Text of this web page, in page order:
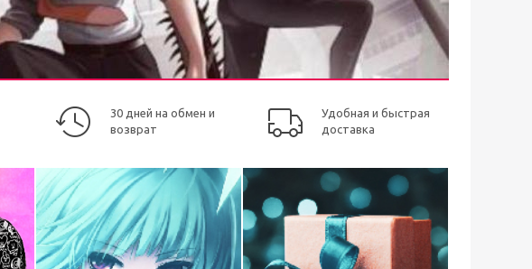
30 дней на обмен и
возврат
Удобная и быстрая
доставка